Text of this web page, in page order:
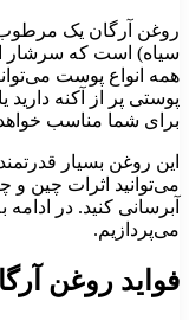
روغن آرگان یک
سیاه) است که سرشار
همه انواع پوست
پوستی پر از آکنه
برای شما مناسب
این روغن بسیار
می‌توانید اثرات چین
آبرسانی کنید. در
می‌پردازیم.
فواید روغن